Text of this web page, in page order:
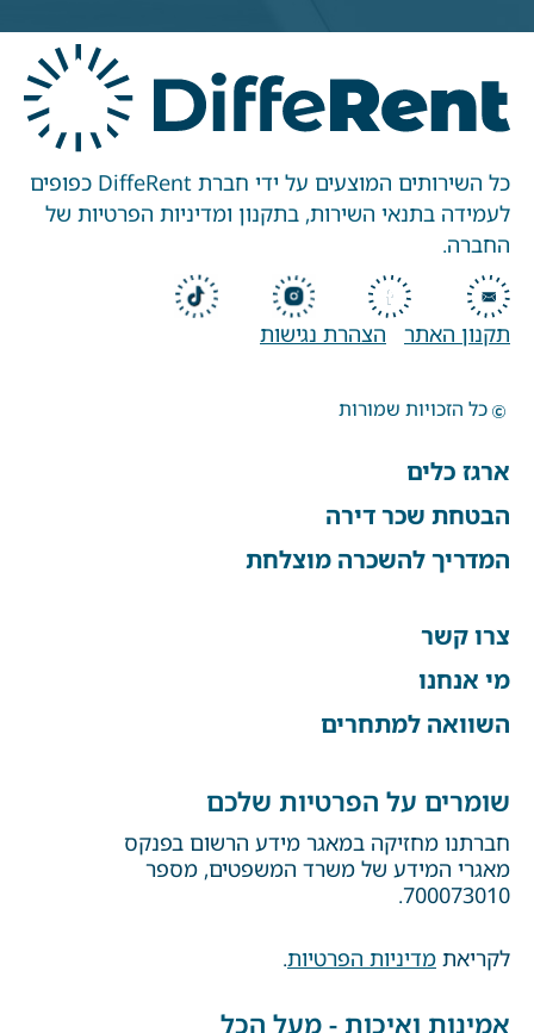
כל השירותים המוצעים על ידי חברת DiffeRent כפופים
לעמידה בתנאי השירות, בתקנון ומדיניות הפרטיות של
החברה.
תקנון האתר הצהרת נגישות
כל הזכויות שמורות
ארגז כלים
הבטחת שכר דירה
המדריך להשכרה מוצלחת
צרו קשר
מי אנחנו
השוואה למתחרים
שומרים על הפרטיות שלכם
חברתנו מחזיקה במאגר מידע הרשום בפנקס
מאגרי המידע של משרד המשפטים, מספר
700073010.
לקריאת מדיניות הפרטיות.
אמינות ואיכות - מעל הכל